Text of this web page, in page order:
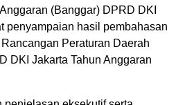
(Banggar) DPRD DKI
penyampaian hasil pembahasan
Peraturan Daerah
DKI Jakarta Tahun Anggaran